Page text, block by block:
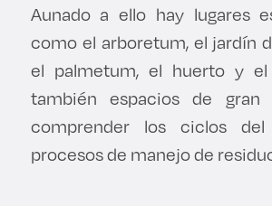
Aunado a ello hay lugares
como el arboretum, el jardín
el palmetum, el huerto y
también espacios de gran
comprender los ciclos
procesos de manejo de